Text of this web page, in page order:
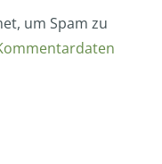
um Spam zu